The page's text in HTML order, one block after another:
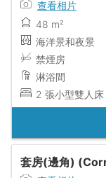
查看相片
48 m²
海洋景和夜景
禁煙房
淋浴間
2 張小型雙人
套房(邊角)